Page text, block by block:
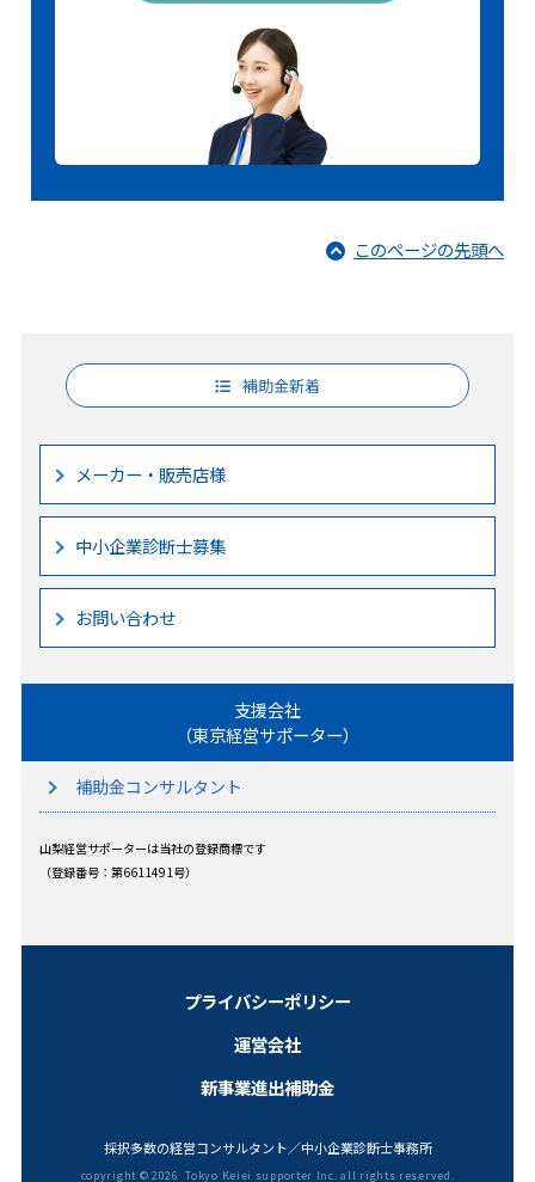
補助金新着
メーカー・販売店様
中小企業診断士募集
お問い合わせ
支援会社
（東京経営サポーター）
補助金コンサルタント
山梨経営サポーターは当社の登録商標です
（登録番号：第6611491号）
このページの先頭へ
プライバシーポリシー
運営会社
新事業進出補助金
採択多数の経営コンサルタント／中小企業診断士事務所
copyright ©2026 Tokyo Keiei supporter Inc. all rights reserved.